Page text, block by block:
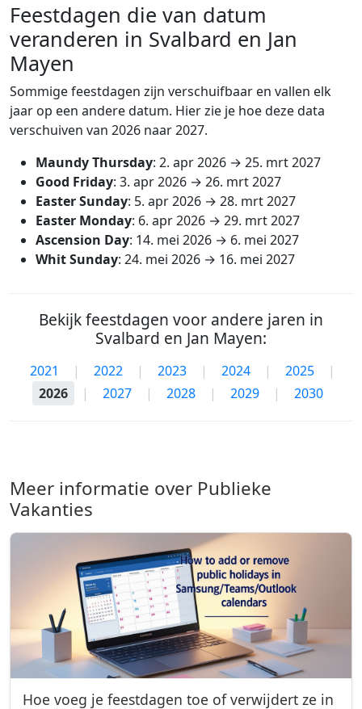
Feestdagen die van datum
veranderen in Svalbard en Jan
Mayen
Sommige feestdagen zijn verschuifbaar en vallen elk
jaar op een andere datum. Hier zie je hoe deze data
verschuiven van 2026 naar 2027.
Maundy Thursday: 2. apr 2026 → 25. mrt 2027
Good Friday: 3. apr 2026 → 26. mrt 2027
Easter Sunday: 5. apr 2026 → 28. mrt 2027
Easter Monday: 6. apr 2026 → 29. mrt 2027
Ascension Day: 14. mei 2026 → 6. mei 2027
Whit Sunday: 24. mei 2026 → 16. mei 2027
Bekijk feestdagen voor andere jaren in
Svalbard en Jan Mayen:
2021 | 2022 | 2023 | 2024 | 2025
|
2026
| 2027 | 2028 | 2029 | 2030
Meer informatie over Publieke
Vakanties
Hoe voeg je feestdagen toe of verwijdert ze in